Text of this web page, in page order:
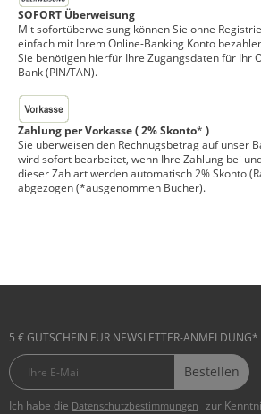
SOFORT Überweisung
Mit sofortüberweisung können Sie ohne
einfach mit Ihrem Online-Banking Konto
Sie benötigen hierfür Ihre Zugangsdaten für Ihr
Bank (PIN/TAN).
Zahlung per Vorkasse ( 2% Skonto* )
Sie überweisen den Rechnugsbetrag auf unser
wird sofort bearbeitet, wenn Ihre Zahlung bei
dieser Zahlart werden automatisch 2% Skonto
abgezogen (*ausgenommen Bücher).
5 € GUTSCHEIN FÜR NEWSLETTER-ANMELDUNG*
Bestellen
Ich habe die Datenschutzbestimmungen zur